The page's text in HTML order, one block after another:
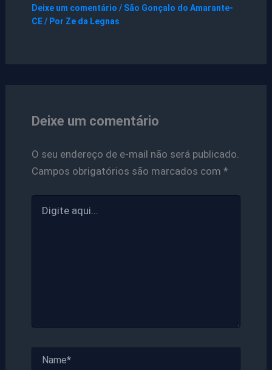
Deixe um comentário / São Gonçalo do Amarante-
CE/ Por Ze da Legnas
Deixe um comentário
O seu endereço de e-mail não será publicado.
Campos obrigatórios são marcados com *
aqui...